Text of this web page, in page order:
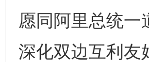
愿同阿里总统一
深化双边互利友